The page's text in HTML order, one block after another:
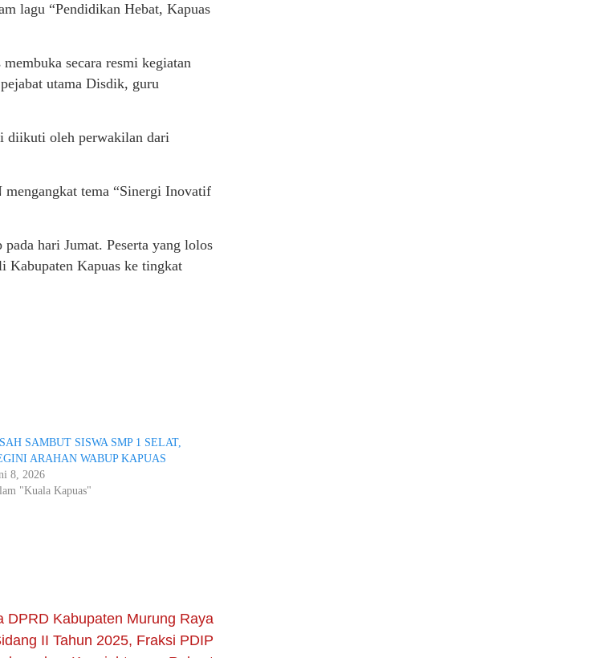
lagu “Pendidikan Hebat, Kapuas
secara resmi kegiatan
utama Disdik, guru
diikuti oleh perwakilan dari
mengangkat tema “Sinergi Inovatif
hari Jumat. Peserta yang lolos
Kabupaten Kapuas ke tingkat
SAMBUT SISWA SMP 1 SELAT,
ARAHAN WABUP KAPUAS
8, 2026
"Kuala Kapuas"
DPRD Kabupaten Murung Raya
II Tahun 2025, Fraksi PDIP